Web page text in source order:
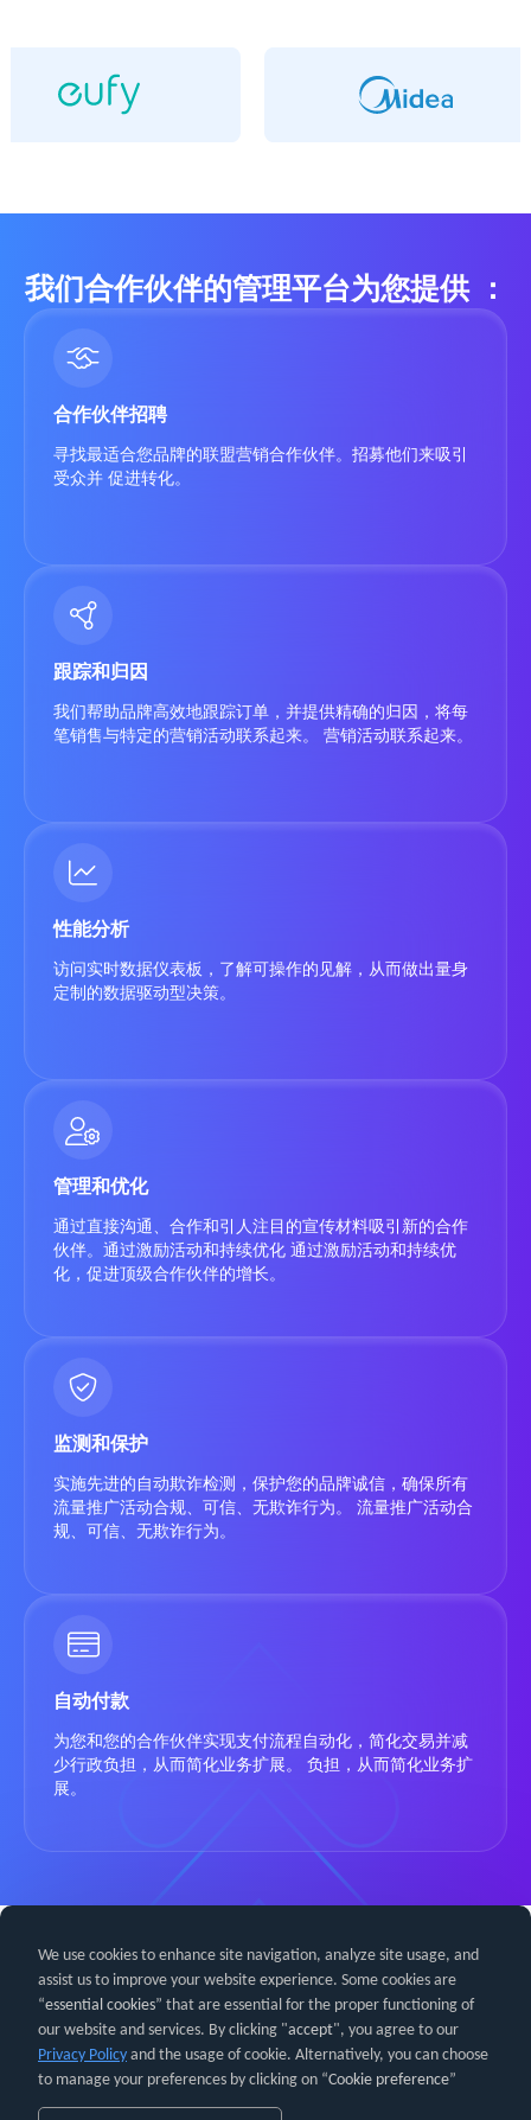
我们合作伙伴的管理平台为您提供 ：
合作伙伴招聘
寻找最适合您品牌的联盟营销合作伙伴。招募他们来吸引
受众并 促进转化。
跟踪和归因
我们帮助品牌高效地跟踪订单，并提供精确的归因，将每
笔销售与特定的营销活动联系起来。 营销活动联系起来。
性能分析
访问实时数据仪表板，了解可操作的见解，从而做出量身
定制的数据驱动型决策。
管理和优化
通过直接沟通、合作和引人注目的宣传材料吸引新的合作
伙伴。通过激励活动和持续优化 通过激励活动和持续优
化，促进顶级合作伙伴的增长。
监测和保护
实施先进的自动欺诈检测，保护您的品牌诚信，确保所有
流量推广活动合规、可信、无欺诈行为。 流量推广活动合
规、可信、无欺诈行为。
自动付款
为您和您的合作伙伴实现支付流程自动化，简化交易并减
少行政负担，从而简化业务扩展。 负担，从而简化业务扩
展。
官方网站使用条款常见问题知识库隐私政策
PartnerBoost ©2024。版权所有。
We use cookies to enhance site navigation, analyze site usage, and
assist us to improve your website experience. Some cookies are
“essential cookies” that are essential for the proper functioning of
our website and services. By clicking "accept", you agree to our
Privacy Policy and the usage of cookie. Alternatively, you can choose
to manage your preferences by clicking on “Cookie preference”